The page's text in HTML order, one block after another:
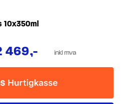
10x350ml
469,- inkl mva